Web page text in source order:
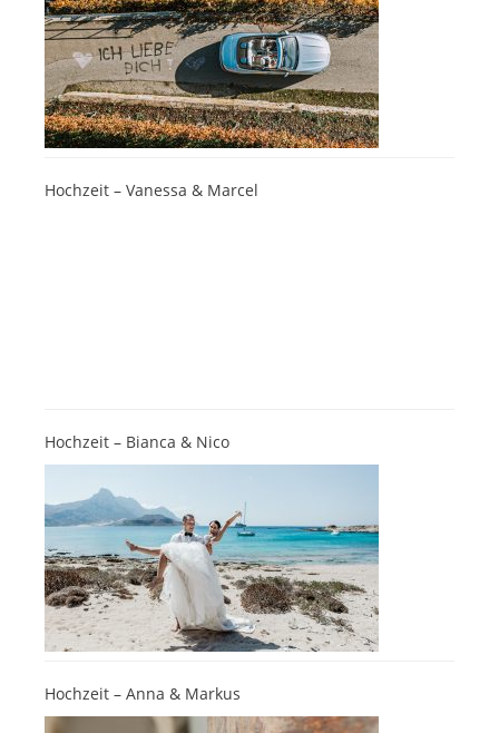
Hochzeit – Vanessa & Marcel
Hochzeit – Bianca & Nico
Hochzeit – Anna & Markus